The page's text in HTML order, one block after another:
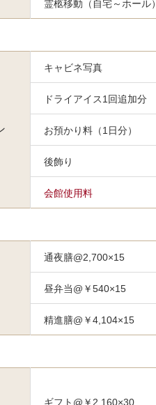
霊柩移動（自宅～ホール）
キャビネ写真
ドライアイス1回追加分
お預かり料（1日分）
後飾り
会館使用料
通夜膳@2,700×15
昼弁当@￥540×15
精進膳@￥4,104×15
ギフト@￥2,160×30